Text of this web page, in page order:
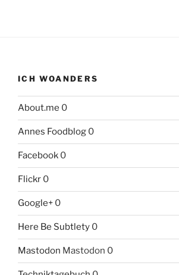
ICH WOANDERS
About.me 0
Annes Foodblog 0
Facebook 0
Flickr 0
Google+ 0
Here Be Subtlety 0
Mastodon Mastodon 0